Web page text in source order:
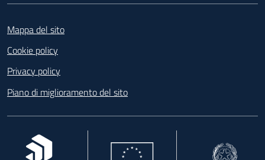
Mappa del sito
Cookie policy
Privacy policy
Piano di miglioramento del sito
, apre in una nuova scheda